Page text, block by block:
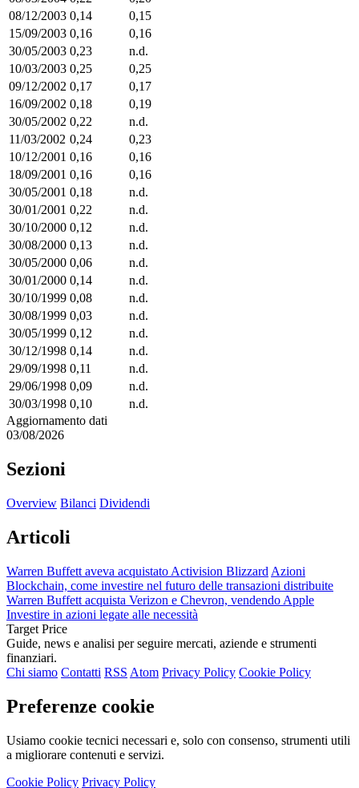
08/12/2003 0,14
0,15
15/09/2003 0,16
0,16
30/05/2003 0,23
n.d.
10/03/2003 0,25
0,25
09/12/2002 0,17
0,17
16/09/2002 0,18
0,19
30/05/2002 0,22
n.d.
11/03/2002 0,24
0,23
10/12/2001 0,16
0,16
18/09/2001 0,16
0,16
30/05/2001 0,18
n.d.
30/01/2001 0,22
n.d.
30/10/2000 0,12
n.d.
30/08/2000 0,13
n.d.
30/05/2000 0,06
n.d.
30/01/2000 0,14
n.d.
30/10/1999 0,08
n.d.
30/08/1999 0,03
n.d.
30/05/1999 0,12
n.d.
30/12/1998 0,14
n.d.
29/09/1998 0,11
n.d.
29/06/1998 0,09
n.d.
30/03/1998 0,10
n.d.
Aggiornamento dati
03/08/2026
Sezioni
Overview Bilanci Dividendi
Articoli
Warren Buffett aveva acquistato Activision Blizzard Azioni
Blockchain, come investire nel futuro delle transazioni distribuite
Warren Buffett acquista Verizon e Chevron, vendendo Apple
Investire in azioni legate alle necessità
Target Price
Guide, news e analisi per seguire mercati, aziende e strumenti
finanziari.
Chi siamo Contatti RSS Atom Privacy Policy Cookie Policy
Preferenze cookie
Usiamo cookie tecnici necessari e, solo con consenso, strumenti utili
a migliorare contenuti e servizi.
Cookie Policy Privacy Policy